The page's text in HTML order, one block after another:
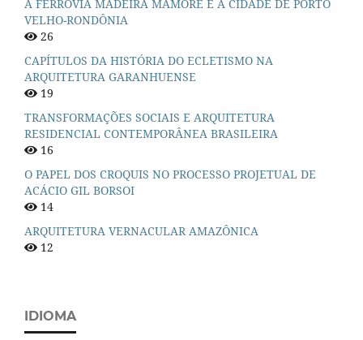
A FERROVIA MADEIRA MAMORÉ E A CIDADE DE PORTO
VELHO-RONDÔNIA
26
CAPÍTULOS DA HISTÓRIA DO ECLETISMO NA
ARQUITETURA GARANHUENSE
19
TRANSFORMAÇÕES SOCIAIS E ARQUITETURA
RESIDENCIAL CONTEMPORÂNEA BRASILEIRA
16
O PAPEL DOS CROQUIS NO PROCESSO PROJETUAL DE
ACÁCIO GIL BORSOI
14
ARQUITETURA VERNACULAR AMAZÔNICA
12
IDIOMA